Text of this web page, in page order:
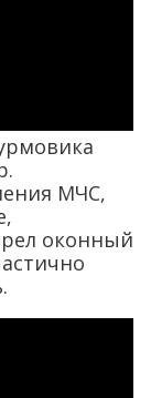
МЧС,
оконный